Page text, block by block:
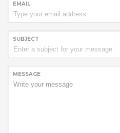
EMAIL
SUBJECT
MESSAGE